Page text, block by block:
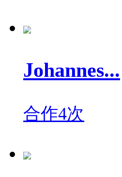
Johannes...
合作4次